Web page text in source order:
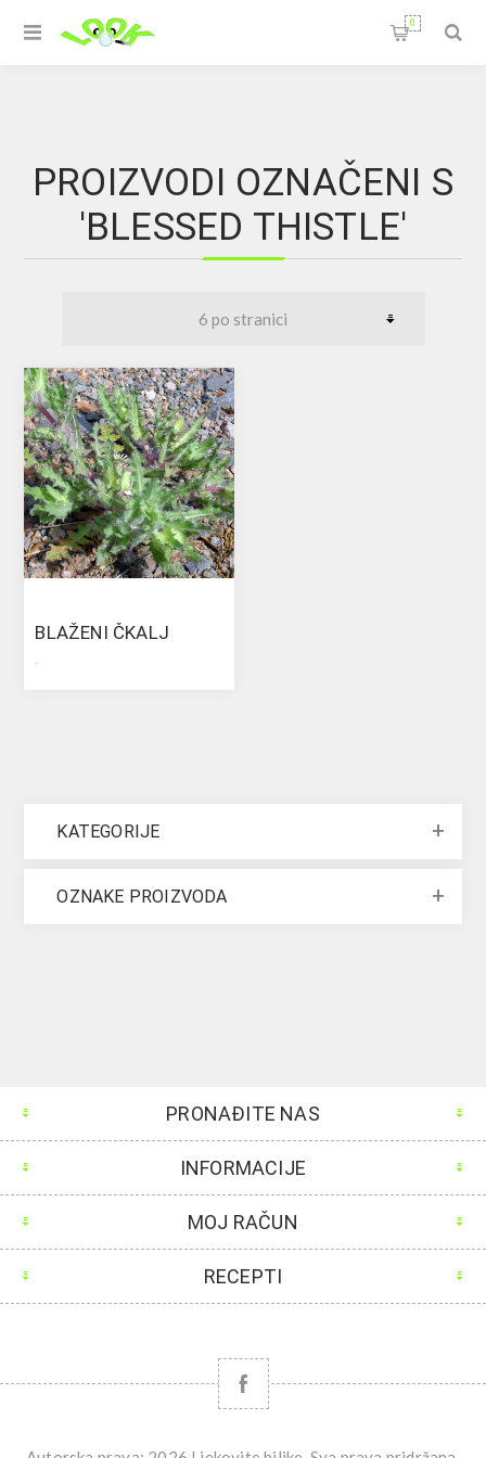
0
PROIZVODI OZNAČENI S
'BLESSED THISTLE'
BLAŽENI ČKALJ
KATEGORIJE
OZNAKE PROIZVODA
PRONAĐITE NAS
INFORMACIJE
MOJ RAČUN
RECEPTI